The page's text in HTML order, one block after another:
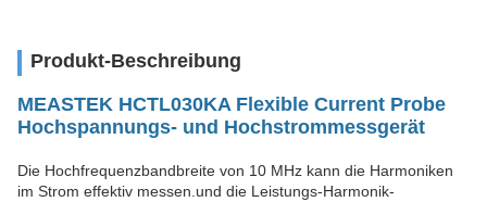
Produkt-Beschreibung
MEASTEK HCTL030KA Flexible Current Probe
Hochspannungs- und Hochstrommessgerät
Die Hochfrequenzbandbreite von 10 MHz kann die Harmoniken
im Strom effektiv messen.und die Leistungs-Harmonik-